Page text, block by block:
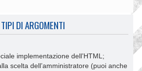
DI ARGOMENTI
implementazione dell’HTML;
scelta dell’amministratore (puoi anche